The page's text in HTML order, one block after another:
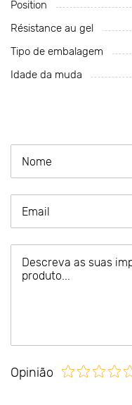
Position
Résistance au gel
Tipo de embalagem
Idade da muda
Opinião